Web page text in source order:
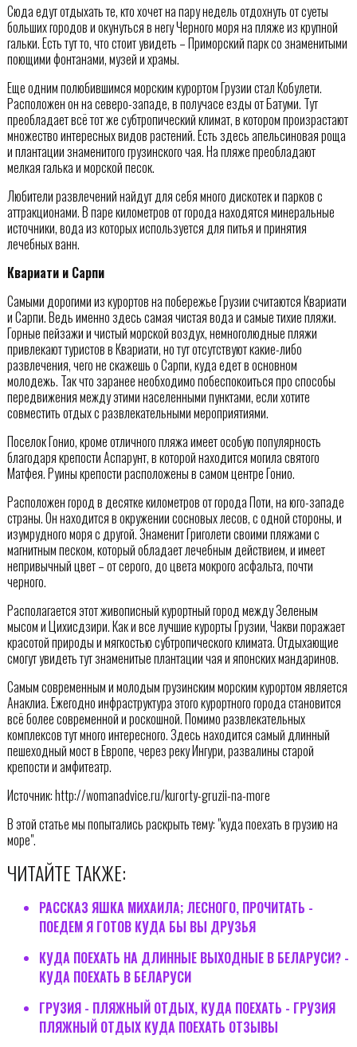
Сюда едут отдыхать те, кто хочет на пару недель отдохнуть от суеты
больших городов и окунуться в негу Черного моря на пляже из крупной
гальки. Есть тут то, что стоит увидеть – Приморский парк со знаменитыми
поющими фонтанами, музей и храмы.
Еще одним полюбившимся морским курортом Грузии стал Кобулети.
Расположен он на северо-западе, в получасе езды от Батуми. Тут
преобладает всё тот же субтропический климат, в котором произрастают
множество интересных видов растений. Есть здесь апельсиновая роща
и плантации знаменитого грузинского чая. На пляже преобладают
мелкая галька и морской песок.
Любители развлечений найдут для себя много дискотек и парков с
аттракционами. В паре километров от города находятся минеральные
источники, вода из которых используется для питья и принятия
лечебных ванн.
Квариати и Сарпи
Самыми дорогими из курортов на побережье Грузии считаются Квариати
и Сарпи. Ведь именно здесь самая чистая вода и самые тихие пляжи.
Горные пейзажи и чистый морской воздух, немноголюдные пляжи
привлекают туристов в Квариати, но тут отсутствуют какие-либо
развлечения, чего не скажешь о Сарпи, куда едет в основном
молодежь. Так что заранее необходимо побеспокоиться про способы
передвижения между этими населенными пунктами, если хотите
совместить отдых с развлекательными мероприятиями.
Поселок Гонио, кроме отличного пляжа имеет особую популярность
благодаря крепости Аспарунт, в которой находится могила святого
Матфея. Руины крепости расположены в самом центре Гонио.
Расположен город в десятке километров от города Поти, на юго-западе
страны. Он находится в окружении сосновых лесов, с одной стороны, и
изумрудного моря с другой. Знаменит Григолети своими пляжами с
магнитным песком, который обладает лечебным действием, и имеет
непривычный цвет – от серого, до цвета мокрого асфальта, почти
черного.
Располагается этот живописный курортный город между Зеленым
мысом и Цихисдзири. Как и все лучшие курорты Грузии, Чакви поражает
красотой природы и мягкостью субтропического климата. Отдыхающие
смогут увидеть тут знаменитые плантации чая и японских мандаринов.
Самым современным и молодым грузинским морским курортом является
Анаклиа. Ежегодно инфраструктура этого курортного города становится
всё более современной и роскошной. Помимо развлекательных
комплексов тут много интересного. Здесь находится самый длинный
пешеходный мост в Европе, через реку Ингури, развалины старой
крепости и амфитеатр.
Источник: http://womanadvice.ru/kurorty-gruzii-na-more
В этой статье мы попытались раскрыть тему: "куда поехать в грузию на
море".
ЧИТАЙТЕ ТАКЖЕ:
РАССКАЗ ЯШКА МИХАИЛА; ЛЕСНОГО, ПРОЧИТАТЬ -
ПОЕДЕМ Я ГОТОВ КУДА БЫ ВЫ ДРУЗЬЯ
КУДА ПОЕХАТЬ НА ДЛИННЫЕ ВЫХОДНЫЕ В БЕЛАРУСИ? -
КУДА ПОЕХАТЬ В БЕЛАРУСИ
ГРУЗИЯ - ПЛЯЖНЫЙ ОТДЫХ, КУДА ПОЕХАТЬ - ГРУЗИЯ
ПЛЯЖНЫЙ ОТДЫХ КУДА ПОЕХАТЬ ОТЗЫВЫ